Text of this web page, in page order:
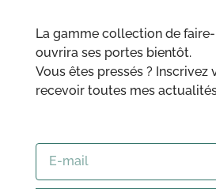
La gamme collection de
ouvrira ses portes bientôt.
Vous êtes pressés ? Inscrivez
recevoir toutes mes